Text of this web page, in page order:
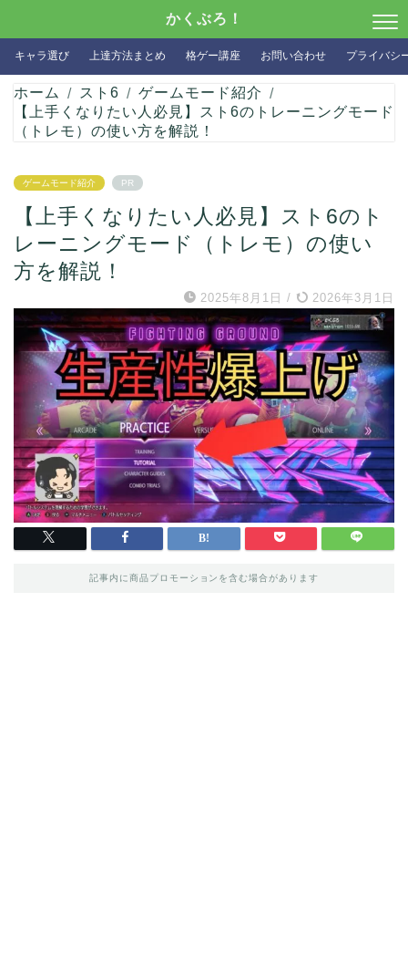
かくぶろ！
キャラ選び 上達方法まとめ 格ゲー講座 お問い合わせ プライバシ
ホーム スト6
ゲームモード紹介
【上手くなりたい人必見】スト6のトレーニングモード
（トレモ）の使い方を解説！
ゲームモード紹介 PR
【上手くなりたい人必見】スト6のト
レーニングモード（トレモ）の使い
方を解説！
2025年8月1日 / 2026年3月1日
記事内に商品プロモーションを含む場合があります